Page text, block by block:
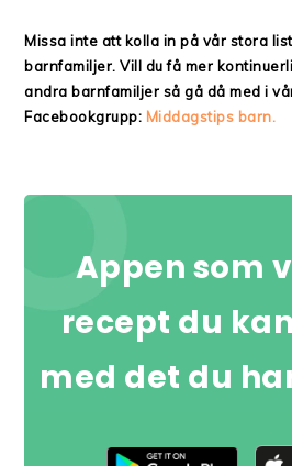
Missa inte att kolla in på vår stora
barnfamiljer. Vill du få mer
andra barnfamiljer så gå då med i
Facebookgrupp: Middagstips barn.
Appen som
recept du
med det du